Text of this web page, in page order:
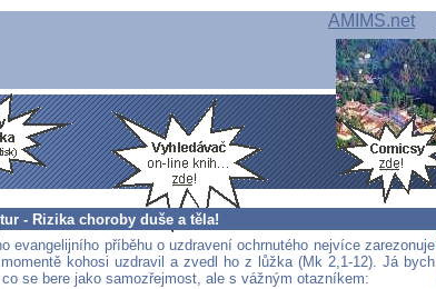
AMIMS.net
- Rizika choroby duše a těla!
evangelijního příběhu o uzdravení ochrnutého nejvíce zarezonuje
kohosi uzdravil a zvedl ho z lůžka (Mk 2,1-12). Já bych
se bere jako samozřejmost, ale s vážným otazníkem: